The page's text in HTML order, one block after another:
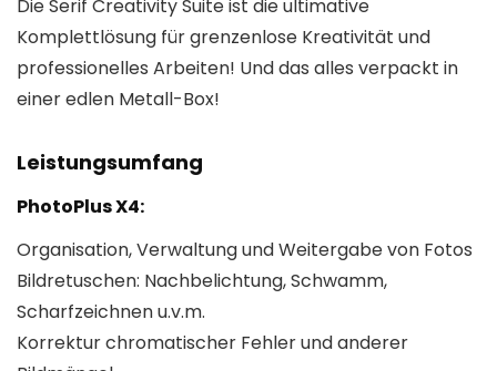
Die Serif Creativity Suite ist die ultimative
Komplettlösung für grenzenlose Kreativität und
professionelles Arbeiten! Und das alles verpackt in
einer edlen Metall-Box!
Leistungsumfang
PhotoPlus X4:
Organisation, Verwaltung und Weitergabe von Fotos
Bildretuschen: Nachbelichtung, Schwamm,
Scharfzeichnen u.v.m.
Korrektur chromatischer Fehler und anderer